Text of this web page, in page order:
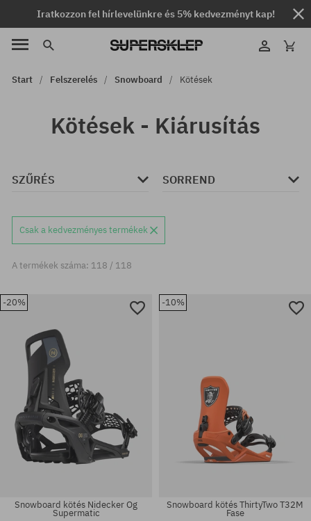
Iratkozzon fel hírlevelünkre és 5% kedvezményt kap!
Start Felszerelés Snowboard Kötések
Kötések - Kiárusítás
SZŰRÉS SORREND
Csak a kedvezményes termékek
A termékek száma: 118 / 118
-20%
Snowboard kötés Nidecker Og
Supermatic
-10%
Snowboard kötés ThirtyTwo T32M
Fase